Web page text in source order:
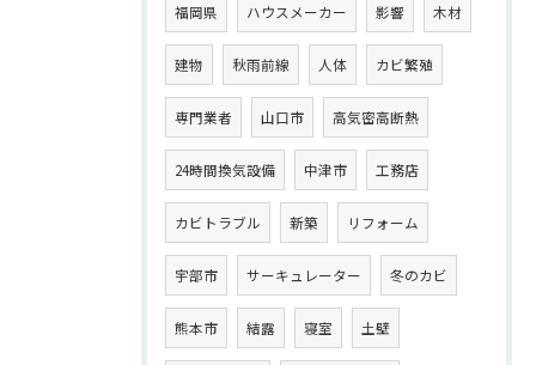
福岡県 ハウスメーカー 影響 木材
建物 秋雨前線 人体 カビ繁殖
専門業者 山口市 高気密高断熱
24時間換気設備 中津市 工務店
カビトラブル 新築 リフォーム
宇部市 サーキュレーター 冬のカビ
熊本市 結露 寝室 土壁